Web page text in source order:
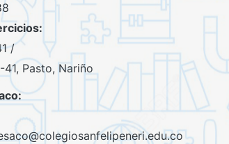
/
41, Pasto, Nariño
@colegiosanfelipeneri.edu.co